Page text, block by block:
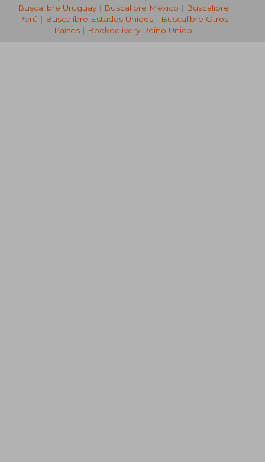
Buscalibre Uruguay| Buscalibre México | Buscalibre
Perú | Buscalibre Estados Unidos| Buscalibre Otros
Países | Bookdelivery Reino Unido